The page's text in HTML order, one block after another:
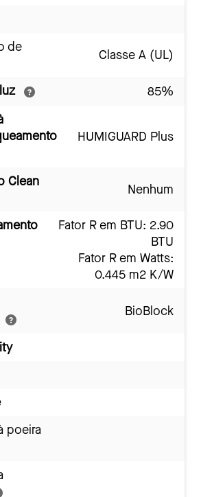
de
Classe A (UL)
85%
HUMIGUARD Plus
Clean
Nenhum
Fator R em BTU: 2.90
BTU
Fator R em Watts:
0.445 m2 K/W
BioBlock
poeira